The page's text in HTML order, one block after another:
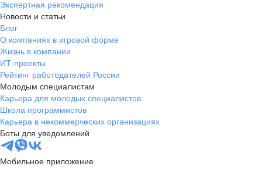
Экспертная рекомендация
Новости и статьи
Блог
О компаниях в игровой форме
Жизнь в компании
ИТ-проекты
Рейтинг работодателей России
Молодым специалистам
Карьера для молодых специалистов
Школа программистов
Карьера в некоммерческих организациях
Боты для уведомлений
Мобильное приложение